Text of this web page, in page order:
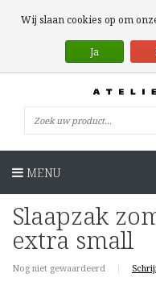
MENU
Slaapzak
extra small
Nog niet gewaardeerd |
Wij slaan cookies op om
Ja